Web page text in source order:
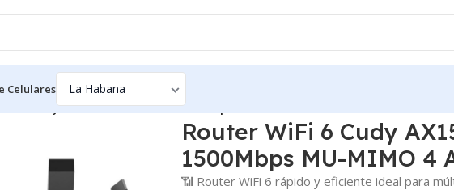
Celulares
6 Cudy AX1500 Dual Band 1500Mbps MU-MIMO 4 Antenas WR1500
Router WiFi 6 Cudy
1500Mbps MU-MIMO 4
📶 Router WiFi 6 rápido y eficiente ideal para